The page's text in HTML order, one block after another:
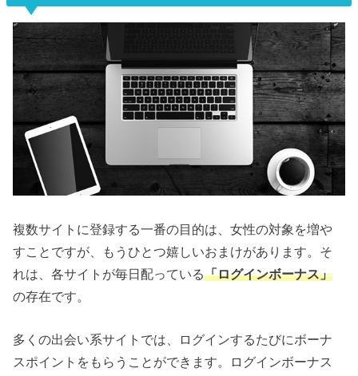
複数サイトに登録する一番の目的は、女性の対象を増や
すことですが、もうひとつ嬉しいおまけがあります。そ
れは、各サイトが毎日配っている「ログインボーナス」
の存在です。
多くの出会い系サイトでは、ログインするたびにボーナ
スポイントをもらうことができます。ログインボーナス